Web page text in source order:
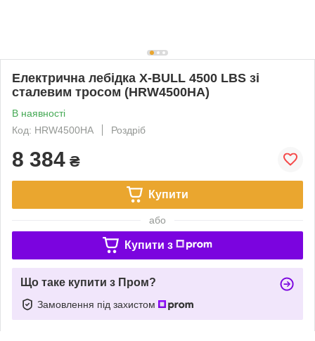
Електрична лебідка X-BULL 4500 LBS зі
сталевим тросом (HRW4500HA)
В наявності
Код: HRW4500HA
Роздріб
8 384 ₴
Купити
або
Купити з
Що таке купити з Пром?
Замовлення під захистом